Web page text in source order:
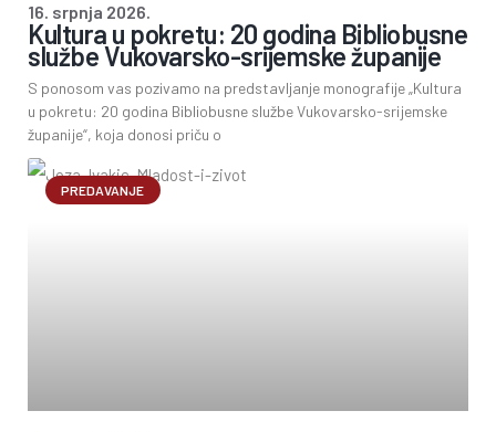
Kultura u pokretu: 20 godina Bibliobusne
službe Vukovarsko-srijemske županije
S ponosom vas pozivamo na predstavljanje monografije „Kultura
u pokretu: 20 godina Bibliobusne službe Vukovarsko-srijemske
županije“, koja donosi priču o
16. srpnja 2026.
PREDAVANJE